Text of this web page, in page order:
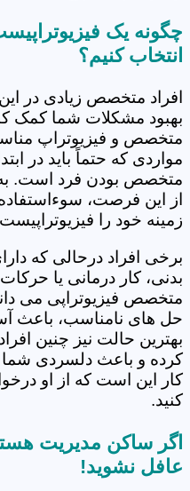
چگونه یک
انتخاب کنیم؟
افراد متخصص زیادی در
بهبود مشکلات شما کمک
متخصص و فیزیوتراپ
مواردی که حتماً باید در
متخصص بودن فرد است. به
از این فرصت،
زمینه خود را
برخی افراد درحالی که
بدنی، کار درمانی یا
متخصص فیزیوتراپی می
حل های نامناسب، باعث
بهترین حالت نیز چنین
کرده و باعث دلسردی شما
کار این است که از او
کنید.
اگر ساکن مدیریت
عافل نشوید!